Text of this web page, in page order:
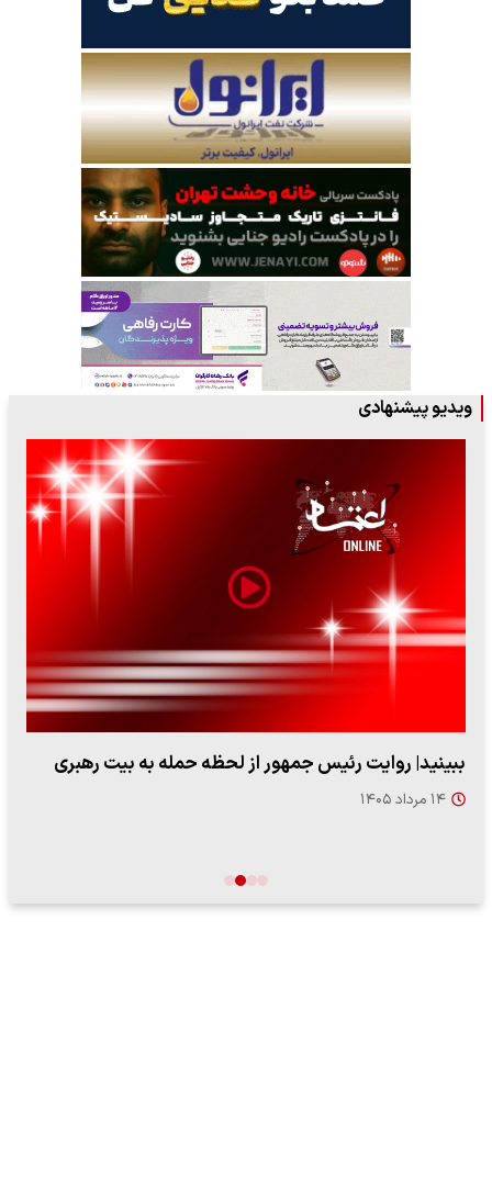
ویدیو پیشنهادی
ببینید| روایت رئیس جمهور از لحظه حمله به بیت رهبری
۱۴ مرداد ۱۴۰۵